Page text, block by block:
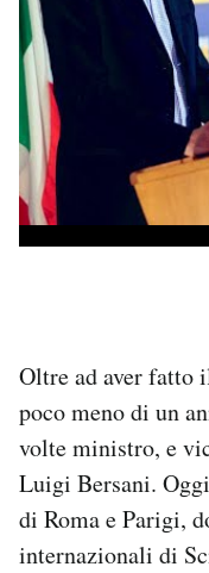
Oltre ad aver fatto
poco meno di un
volte ministro, e
Luigi Bersani.
di Roma e Parigi,
internazionali di